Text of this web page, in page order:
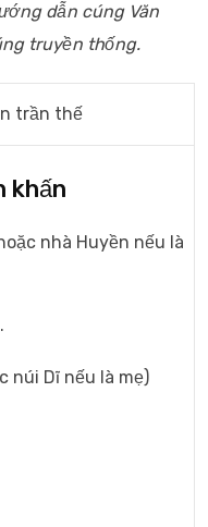
dẫn cúng Văn
truyền thống.
trần thế
khấn
nhà Huyền nếu là
núi Dĩ nếu là mẹ)